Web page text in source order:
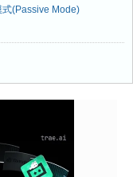
式(Passive Mode)